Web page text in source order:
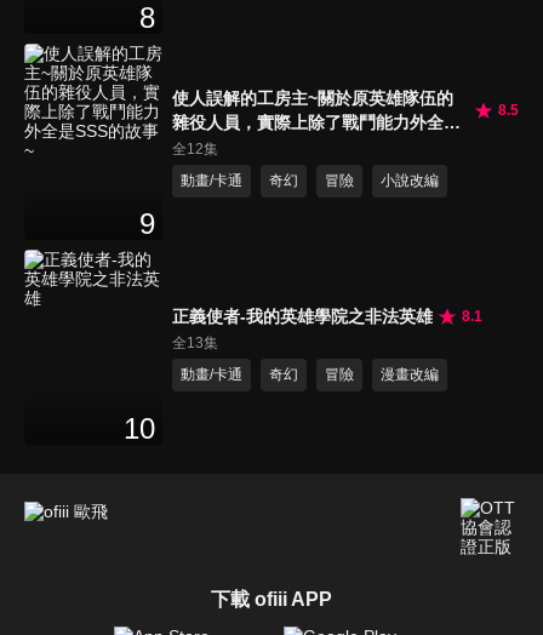
8
9
使人誤解的工房主~關於原英雄隊伍的
雜役人員，實際上除了戰鬥能力外全是
SSS的故事~
8.5
全12集
動畫/卡通
奇幻 冒險 小說改編
10
正義使者-我的英雄學院之非法英雄
8.1
全13集
動畫/卡通
奇幻 冒險 漫畫改編
下載 ofiii APP